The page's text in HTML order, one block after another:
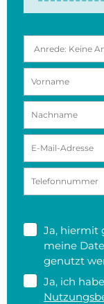
Ja, hiermit
meine
genutzt
Ja, ich